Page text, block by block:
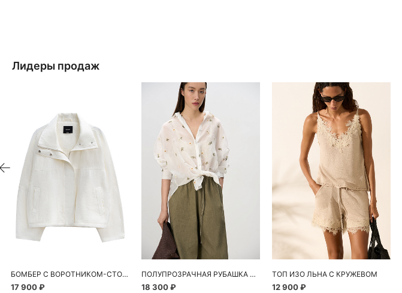
Лидеры продаж
БОМБЕР С ВОРОТНИКОМ-СТОЙКОЙ
17 900 ₽
ПОЛУПРОЗРАЧНАЯ РУБАШКА С РОМАШКАМИ
18 300 ₽
ТОП ИЗО ЛЬНА С КРУЖЕВОМ
12 900 ₽